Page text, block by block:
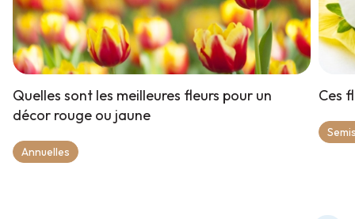
Quelles sont les meilleures fleurs pour un
décor rouge ou jaune
Annuelles
Ces